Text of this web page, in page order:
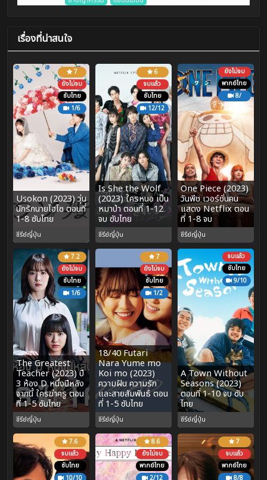
เรื่องที่น่าสนใจ
7
ยังไม่จบ
ซับไทย
1/6
Usokon (2023) วุ่น
นักรักนายไฮโซ ตอนที่
1-8 ซับไทย
ซีรีย์ญี่ปุ่น
6
จบแล้ว
ซับไทย
12/12
Is She the Wolf
(2023) ใครหนอ เป็น
หมาป่า ตอนที่ 1-12
จบ ซับไทย
ซีรีย์ญี่ปุ่น
ยังไม่จบ
พากย์ไทย
8/
One Piece (2023)
วันพีช เวอร์ชั่นคน
แสดง Netflix ตอน
ที่ 1-8 จบ
ซีรีย์ญี่ปุ่น
7.2
ยังไม่จบ
ซับไทย
1/6
The Greatest
Teacher (2023) ปี
3 ห้อง D หนึ่งปีหลัง
จากนี้ ใครฆ่าครู ตอน
ที่ 1-5 ซับไทย
ซีรีย์ญี่ปุ่น
7
ยังไม่จบ
ซับไทย
1/2
18/40 Futari
Nara Yume mo
Koi mo (2023)
ความฝัน ความรัก
และสายสัมพันธ์ ตอน
ที่ 1-5 ซับไทย
ซีรีย์ญี่ปุ่น
จบแล้ว
ซับไทย
9/10
A Town Without
Seasons (2023)
ตอนที่ 1-10 จบ ซับ
ไทย
ซีรีย์ญี่ปุ่น
7.6
จบแล้ว
ซับไทย
8.6
ยังไม่จบ
พากย์ไทย
7
จบแล้ว
พากย์ไทย